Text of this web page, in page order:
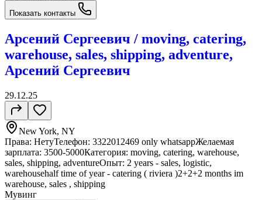
Показать контакты
Арсений Сергеевич / moving, catering,
warehouse, sales, shipping, adventure,
Арсений Сергеевич
29.12.25
New York, NY
Права: НетуТелефон: 3322012469 only whatsappЖелаемая
зарплата: 3500-5000Категория: moving, catering, warehouse,
sales, shipping, adventureОпыт: 2 years - sales, logistic,
warehousehalf time of year - catering ( riviera )2+2+2 months im
warehouse, sales , shipping
Мувинг